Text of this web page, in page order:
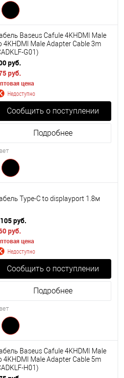
Baseus Cafule 4KHDMI Male
4KHDMI Male Adapter Cable 3m
G01)
руб.
руб.
цена
Недоступно
Сообщить о поступлении
Подробнее
Type-C to displayport 1.8м
руб.
руб.
цена
Недоступно
Сообщить о поступлении
Подробнее
Baseus Cafule 4KHDMI Male
4KHDMI Male Adapter Cable 5m
H01)